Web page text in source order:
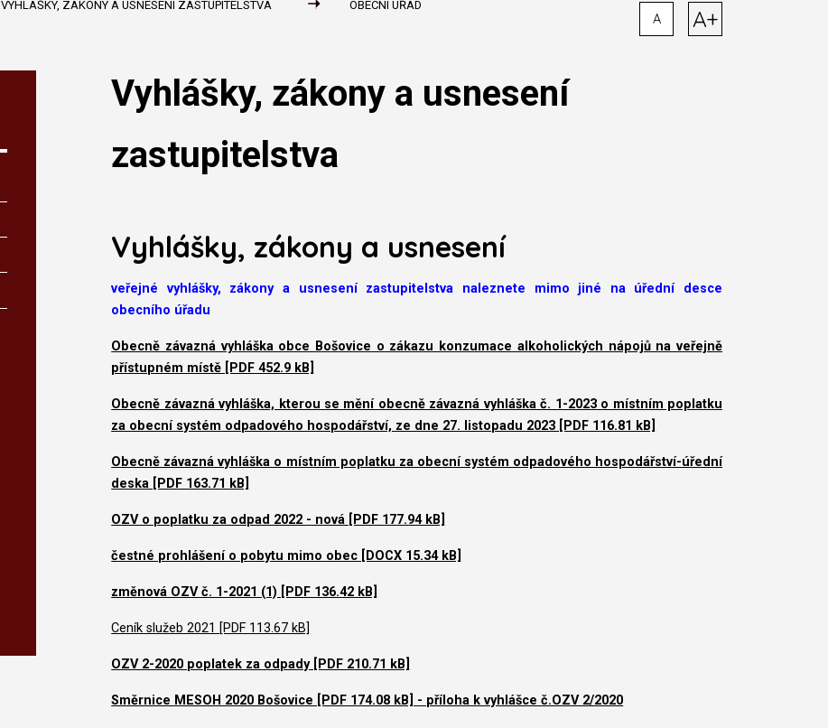
VYHLÁŠKY, ZÁKONY A USNESENÍ ZASTUPITELSTVA OBECNÍ ÚŘAD
A A+
Vyhlášky, zákony a usnesení
zastupitelstva
Vyhlášky, zákony a usnesení
veřejné vyhlášky, zákony a usnesení zastupitelstva naleznete mimo jiné na úřední desce
obecního úřadu
Obecně závazná vyhláška obce Bošovice o zákazu konzumace alkoholických nápojů na veřejně
přístupném místě [PDF 452.9 kB]
Obecně závazná vyhláška, kterou se mění obecně závazná vyhláška č. 1-2023 o místním poplatku
za obecní systém odpadového hospodářství, ze dne 27. listopadu 2023 [PDF 116.81 kB]
Obecně závazná vyhláška o místním poplatku za obecní systém odpadového hospodářství-úřední
deska [PDF 163.71 kB]
OZV o poplatku za odpad 2022 - nová [PDF 177.94 kB]
čestné prohlášení o pobytu mimo obec [DOCX 15.34 kB]
změnová OZV č. 1-2021 (1) [PDF 136.42 kB]
Ceník služeb 2021 [PDF 113.67 kB]
OZV 2-2020 poplatek za odpady [PDF 210.71 kB]
Směrnice MESOH 2020 Bošovice [PDF 174.08 kB] - příloha k vyhlášce č.OZV 2/2020